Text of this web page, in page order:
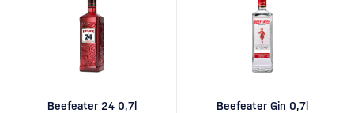
Beefeater 24 0,7l Beefeater Gin 0,7l